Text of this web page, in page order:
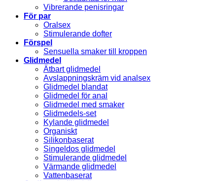
Vibrerande penisringar
För par
Oralsex
Stimulerande dofter
Förspel
Sensuella smaker till kroppen
Glidmedel
Ätbart glidmedel
Avslappningskräm vid analsex
Glidmedel blandat
Glidmedel för anal
Glidmedel med smaker
Glidmedels-set
Kylande glidmedel
Organiskt
Silikonbaserat
Singeldos glidmedel
Stimulerande glidmedel
Värmande glidmedel
Vattenbaserat